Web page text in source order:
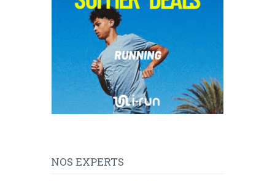
NOS EXPERTS